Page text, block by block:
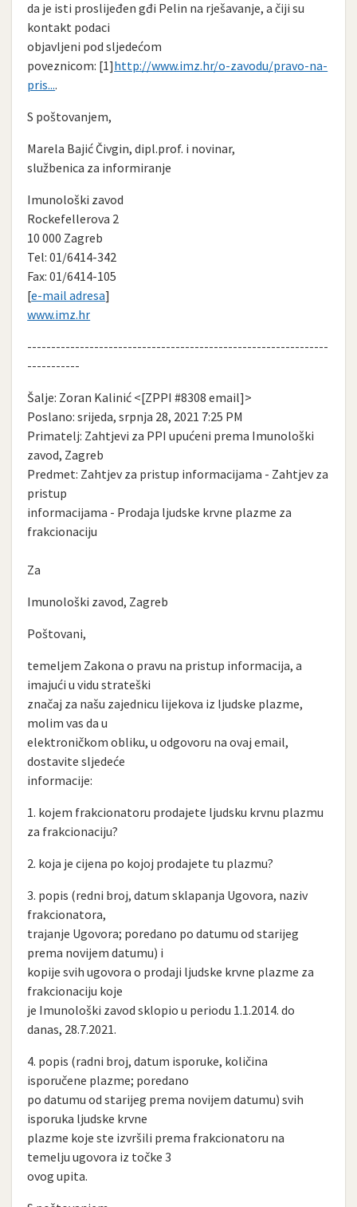
da je isti proslijeđen gđi Pelin na rješavanje, a čiji su
kontakt podaci
objavljeni pod sljedećom
poveznicom: [1]http://www.imz.hr/o-zavodu/pravo-na-
pris....
S poštovanjem,
Marela Bajić Čivgin, dipl.prof. i novinar,
službenica za informiranje
Imunološki zavod
Rockefellerova 2
10 000 Zagreb
Tel: 01/6414-342
Fax: 01/6414-105
[e-mail adresa]
www.imz.hr
---------------------------------------------------------------
-----------
Šalje: Zoran Kalinić <[ZPPI #8308 email]>
Poslano: srijeda, srpnja 28, 2021 7:25 PM
Primatelj: Zahtjevi za PPI upućeni prema Imunološki
zavod, Zagreb
Predmet: Zahtjev za pristup informacijama - Zahtjev za
pristup
informacijama - Prodaja ljudske krvne plazme za
frakcionaciju
Za
Imunološki zavod, Zagreb
Poštovani,
temeljem Zakona o pravu na pristup informacija, a
imajući u vidu strateški
značaj za našu zajednicu lijekova iz ljudske plazme,
molim vas da u
elektroničkom obliku, u odgovoru na ovaj email,
dostavite sljedeće
informacije:
1. kojem frakcionatoru prodajete ljudsku krvnu plazmu
za frakcionaciju?
2. koja je cijena po kojoj prodajete tu plazmu?
3. popis (redni broj, datum sklapanja Ugovora, naziv
frakcionatora,
trajanje Ugovora; poredano po datumu od starijeg
prema novijem datumu) i
kopije svih ugovora o prodaji ljudske krvne plazme za
frakcionaciju koje
je Imunološki zavod sklopio u periodu 1.1.2014. do
danas, 28.7.2021.
4. popis (radni broj, datum isporuke, količina
isporučene plazme; poredano
po datumu od starijeg prema novijem datumu) svih
isporuka ljudske krvne
plazme koje ste izvršili prema frakcionatoru na
temelju ugovora iz točke 3
ovog upita.